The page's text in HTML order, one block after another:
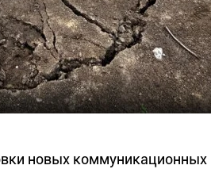
новых